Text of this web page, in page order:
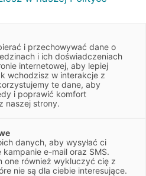
i przechowywać dane o
i ich doświadczeniach
internetowej, aby lepiej
wchodzisz w interakcje z
te dane, aby
i poprawić komfort
naszej strony.
danych, aby wysyłać ci
kampanie e-mail oraz SMS.
one również wykluczyć cię z
nie są dla ciebie interesujące.